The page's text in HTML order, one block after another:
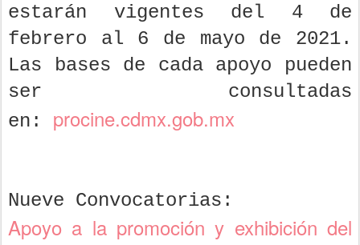
estarán vigentes del 4 de
febrero al 6 de mayo de 2021.
Las bases de cada apoyo pueden
ser consultadas
en: procine.cdmx.gob.mx
Nueve Convocatorias:
Apoyo a la promoción y exhibición del